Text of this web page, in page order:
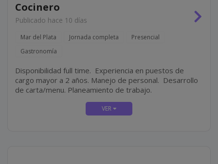
Cocinero
Publicado hace 10 días
Mar del Plata Jornada completa
Presencial
Gastronomía
Disponibilidad full time. Experiencia en puestos de
cargo mayor a 2 años. Manejo de personal. Desarrollo
de carta/menu. Planeamiento de trabajo.